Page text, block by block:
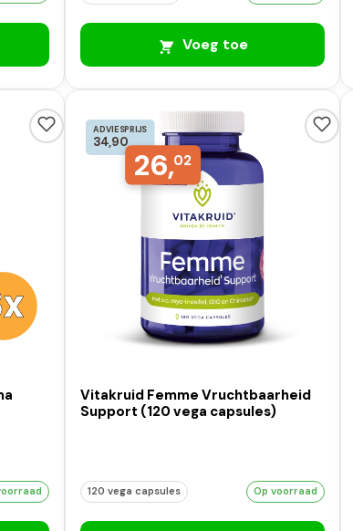
Voeg toe
ADVIESPRIJS
34,90
26,02
Vitakruid Femme Vruchtbaarheid
Support (120 vega capsules)
120 vega capsules Op voorraad